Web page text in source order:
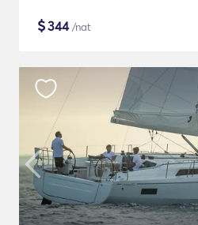
$344/nat